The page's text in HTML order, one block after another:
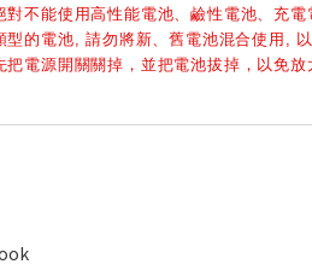
不能使用高性能電池、鹼性電池、充電
的電池, 請勿將新、舊電池混合使用,
電源開關關掉，並把電池拔掉，以免放